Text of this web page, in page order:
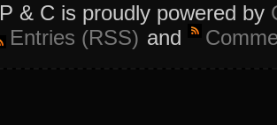
P & C is proudly powered by
Entries (RSS) and